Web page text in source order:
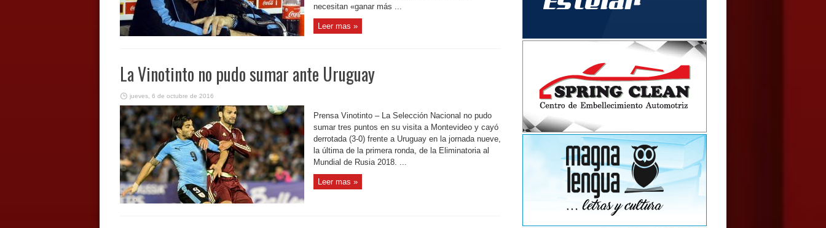
necesitan «ganar más ...
Leer mas »
La Vinotinto no pudo sumar ante Uruguay
jueves, 6 de octubre de 2016
Prensa Vinotinto – La Selección Nacional no pudo
sumar tres puntos en su visita a Montevideo y cayó
derrotada (3-0) frente a Uruguay en la jornada nueve,
la última de la primera ronda, de la Eliminatoria al
Mundial de Rusia 2018. ...
Leer mas »